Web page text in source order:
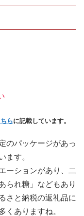
らに記載しています。
のパッケージがあっ
ます。
ーションがあり、二
られ糖」などもあり
さと納税の返礼品に
くありますね。